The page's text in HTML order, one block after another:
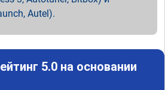
Autel).
5.0 на основании